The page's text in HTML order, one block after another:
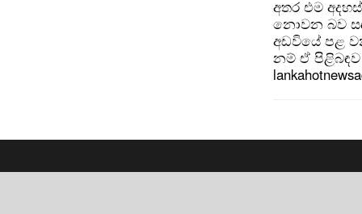
අතර එම
නොවන බව
අඩවියේ පළ
නම් ඒ පිළිබඳව